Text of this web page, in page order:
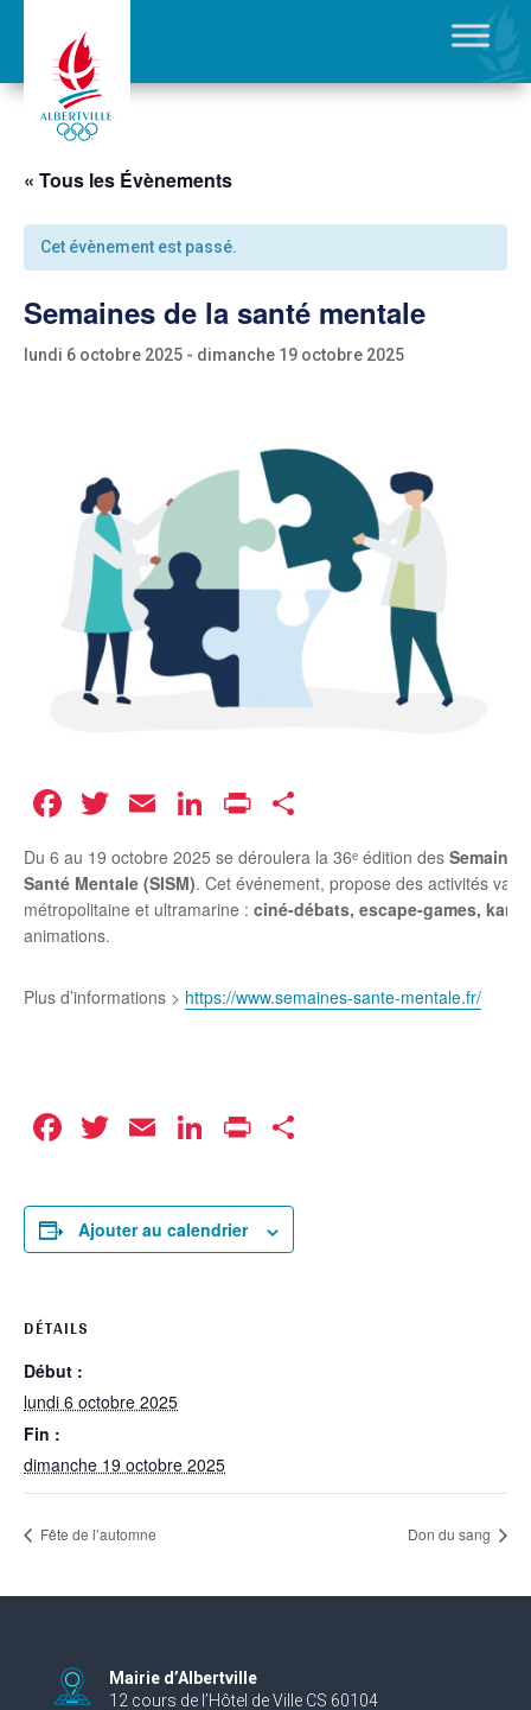
« Tous les Évènements
Cet évènement est passé.
Semaines de la santé mentale
lundi 6 octobre 2025 - dimanche 19 octobre 2025
Facebook
Twitter
EmailLinkedIn
Print
Du 6 au 19 octobre 2025 se déroulera la 36ᵉ édition des
Santé Mentale (SISM). Cet événement, propose des activités
métropolitaine et ultramarine : ciné-débats, escape-games,
animations.
Plus d’informations > https://www.semaines-sante-mentale.fr/
Facebook
Twitter
EmailLinkedIn
Print
Ajouter au calendrier
DÉTAILS
Début :
lundi 6 octobre 2025
Fin :
dimanche 19 octobre 2025
Fête de l’automne Don du sang
Mairie d’Albertville
12 cours de l’Hôtel de Ville CS 60104